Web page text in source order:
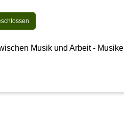
Musik und Arbeit -